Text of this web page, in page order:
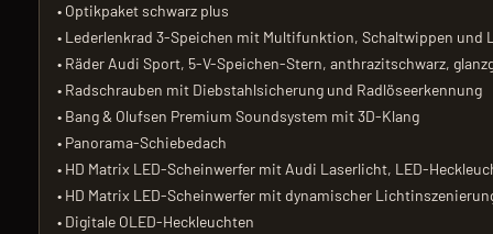
• Optikpaket schwarz plus
• Lederlenkrad 3-Speichen mit Multifunktion, Schaltwippen und
• Räder Audi Sport, 5-V-Speichen-Stern, anthrazitschwarz,
• Radschrauben mit Diebstahlsicherung und Radlöseerkennung
• Bang & Olufsen Premium Soundsystem mit 3D-Klang
• Panorama-Schiebedach
• HD Matrix LED-Scheinwerfer mit Audi Laserlicht, LED-
• HD Matrix LED-Scheinwerfer mit dynamischer
• Digitale OLED-Heckleuchten